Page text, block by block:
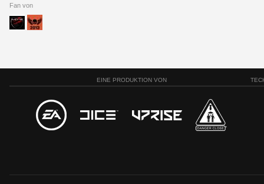
Fan von
EINE PRODUKTION VON